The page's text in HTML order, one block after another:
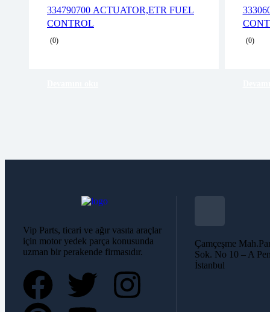
334790700 ACTUATOR,ETR FUEL
CONTROL
(0)
2 years warranty
Delivery time: 1-2 business days
Free 90 days return
(0)
Vip Parts, ticari ve ağır vasıta araçlar
için motor yedek parça konusunda
uzman bir perakende firmasıdır.
Çamçeşme
Sok. No 10 – A
İstanbul